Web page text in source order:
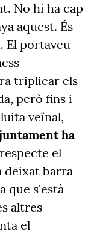
No hi ha cap
aquest. És
El portaveu
triplicar els
però fins i
veïnal,
ha
respecte el
deixat barra
que s'està
altres
el